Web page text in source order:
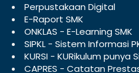
Perpustakaan Digital
E-Raport SMK
ONKLAS - E-Learning SMK
SIPKL - Sistem Informasi
KURSI - KURikulum punya
CAPRES - Catatan